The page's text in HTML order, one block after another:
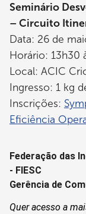
Seminário
– Circuito
Data: 26 de
Horário: 13h30
Local: ACIC
Ingresso: 1 kg
Inscrições:
Eficiência
Federação das
- FIESC
Gerência de
Quer acesso a